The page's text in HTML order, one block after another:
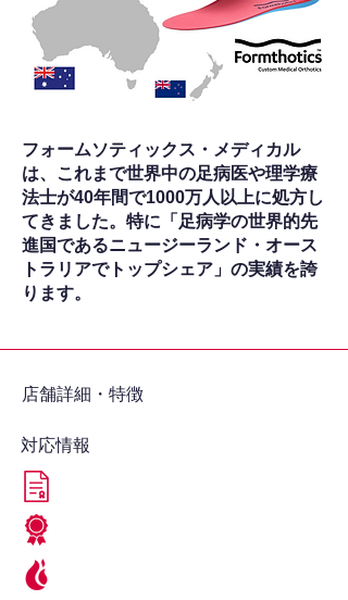
フォームソティックス・メディカル
は、これまで世界中の足病医や理学療
法士が40年間で1000万人以上に処方し
てきました。特に「足病学の世界的先
進国であるニュージーランド・オース
トラリアでトップシェア」の実績を誇
ります。
​店舗詳細・特徴
対応情報